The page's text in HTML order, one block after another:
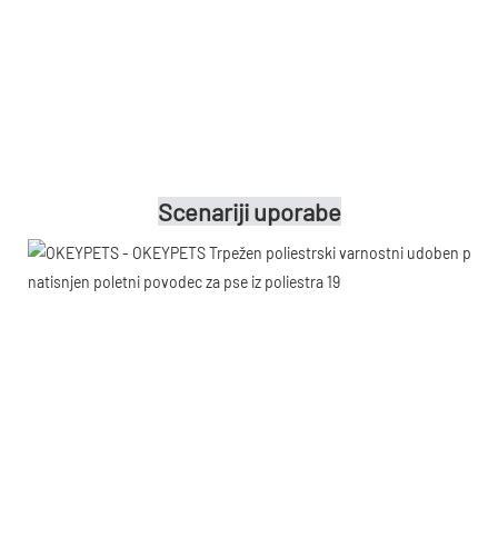
Scenariji uporabe